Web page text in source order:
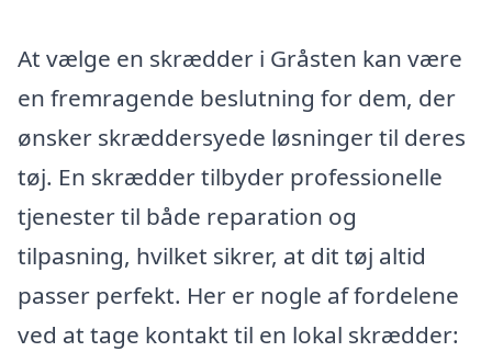
At vælge en skrædder i Gråsten kan være
en fremragende beslutning for dem, der
ønsker skræddersyede løsninger til deres
tøj. En skrædder tilbyder professionelle
tjenester til både reparation og
tilpasning, hvilket sikrer, at dit tøj altid
passer perfekt. Her er nogle af fordelene
ved at tage kontakt til en lokal skrædder: